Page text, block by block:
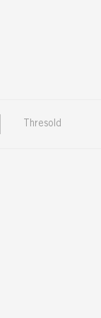
Thresold